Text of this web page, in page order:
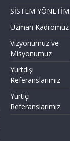
SİSTEM
Uzman Kadromuz
Vizyonumuz ve
Misyonumuz
Yurtdışı
Referanslarımız
Yurtiçi
Referanslarımız